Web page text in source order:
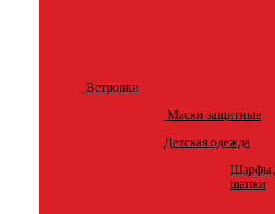
Ветровки
Маски защитные
Детская одежда
Шарфы,
шапки